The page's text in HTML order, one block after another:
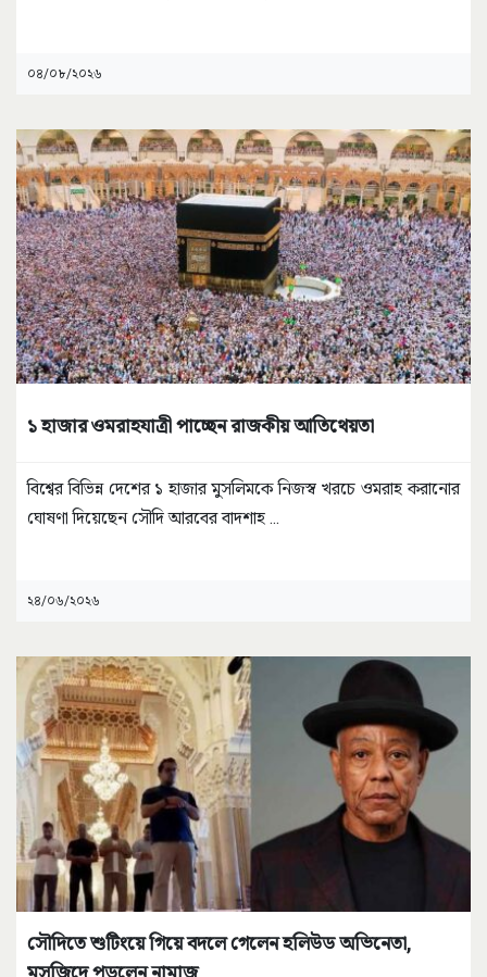
০৪/০৮/২০২৬
১ হাজার ওমরাহযাত্রী পাচ্ছেন রাজকীয় আতিথেয়তা
বিশ্বের বিভিন্ন দেশের ১ হাজার মুসলিমকে নিজস্ব খরচে ওমরাহ করানোর
ঘোষণা দিয়েছেন সৌদি আরবের বাদশাহ ...
২৪/০৬/২০২৬
সৌদিতে শুটিংয়ে গিয়ে বদলে গেলেন হলিউড অভিনেতা,
মসজিদে পড়লেন নামাজ